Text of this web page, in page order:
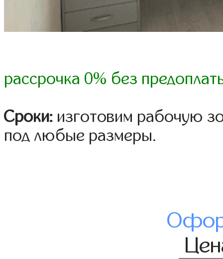
рассрочка 0% без
Сроки: изготовим рабочую
под любые размеры.